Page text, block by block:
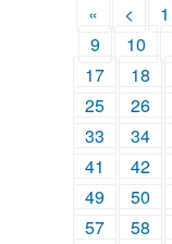
« < 1
9
10
17
18
25
26
33
34
41
42
49
50
57
58